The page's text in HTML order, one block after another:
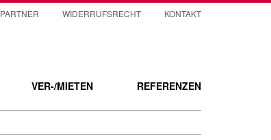
VER-/MIETEN REFERENZEN
PARTNER WIDERRUFSRECHT KONTAKT